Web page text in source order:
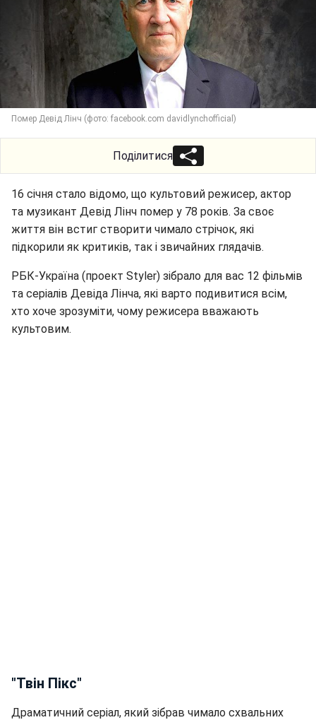
Помер Девід Лінч (фото: facebook.com davidlynchofficial)
Поділитися
16 січня стало відомо, що культовий режисер, актор
та музикант Девід Лінч помер у 78 років. За своє
життя він встиг створити чимало стрічок, які
підкорили як критиків, так і звичайних глядачів.
РБК-Україна (проект Styler) зібрало для вас 12 фільмів
та серіалів Девіда Лінча, які варто подивитися всім,
хто хоче зрозуміти, чому режисера вважають
культовим.
"Твін Пікс"
Драматичний серіал, який зібрав чимало схвальних